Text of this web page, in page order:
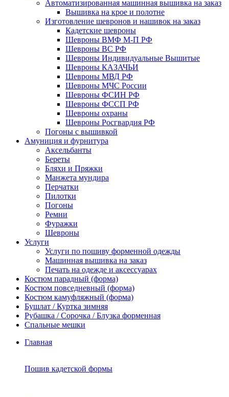
Автоматизированная машинная вышивка на заказ
Вышивка на крое и полотне
Изготовление шевронов и нашивок на заказ
Кадетские шевроны
Шевроны ВМФ М-П РФ
Шевроны ВС РФ
Шевроны Индивидуальные Вышитые
Шевроны КАЗАЧЬИ
Шевроны МВД РФ
Шевроны МЧС России
Шевроны ФСИН РФ
Шевроны ФССП РФ
Шевроны охраны
Шевроны Росгвардия РФ
Погоны с вышивкой
Амуниция и фурнитура
Аксельбанты
Береты
Бляхи и Пряжки
Манжета мундира
Перчатки
Пилотки
Погоны
Ремни
Фуражки
Шевроны
Услуги
Услуги по пошиву форменной одежды
Машинная вышивка на заказ
Печать на одежде и аксессуарах
Костюм парадный (форма)
Костюм повседневный (форма)
Костюм камуфляжный (форма)
Бушлат / Куртка зимняя
Рубашка / Сорочка / Блузка форменная
Спальные мешки
Главная
Пошив кадетской формы